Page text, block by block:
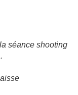
séance shooting